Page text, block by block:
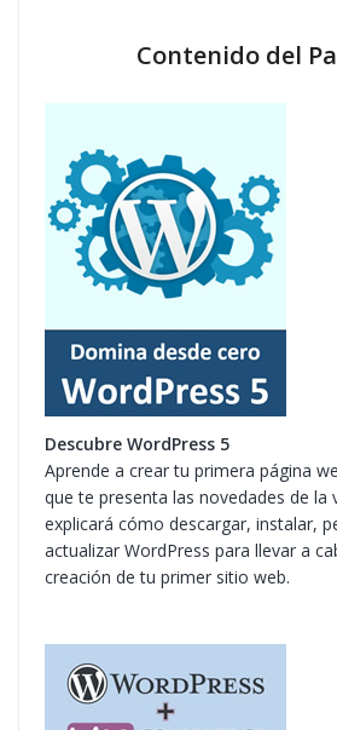
Contenido del
Descubre WordPress 5
Aprende a crear tu primera página
que te presenta las novedades de la
explicará cómo descargar, instalar,
actualizar WordPress para llevar a
creación de tu primer sitio web.